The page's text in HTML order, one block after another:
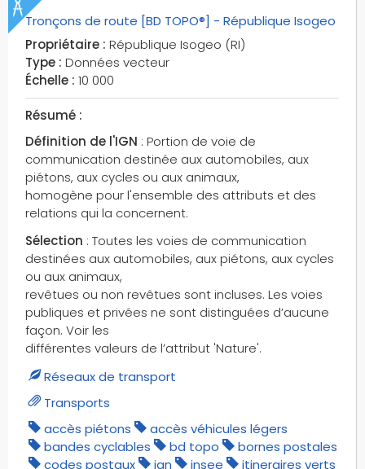
routes nationales
routes nommées
routes numérotées
ruines
récifs
république isogeo
réseaux de lignes électriques
réseaux hydrographiques
réserves naturelles
réservoirs
salles de danse et de jeu
sens de circulation
sentiers de découverte
services dédiés aux véhicules
services dédiés aux vélos
sommets
sources
sources captées
sports de montagne
Tronçons de route [BD TOPO®] - République Isogeo
Propriétaire : République Isogeo (RI)
Type : Données vecteur
Échelle : 10 000
Résumé :
Définition de l'IGN : Portion de voie de
communication destinée aux automobiles, aux
piétons, aux cycles ou aux animaux,
homogène pour l'ensemble des attributs et des
relations qui la concernent.
Sélection : Toutes les voies de communication
destinées aux automobiles, aux piétons, aux cycles
ou aux animaux,
revêtues ou non revêtues sont incluses. Les voies
publiques et privées ne sont distinguées d’aucune
façon. Voir les
différentes valeurs de l’attribut 'Nature'.
Réseaux de transport
Transports
accès piétons
accès véhicules légers
bandes cyclables
bd topo
bornes postales
codes postaux
ign insee itineraires verts